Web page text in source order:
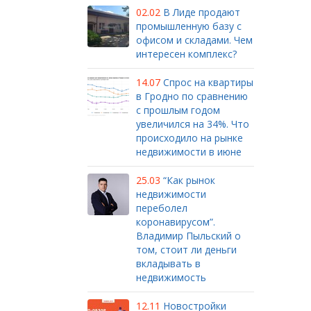
02.02 В Лиде продают
промышленную базу с
офисом и складами. Чем
интересен комплекс?
14.07 Спрос на квартиры
в Гродно по сравнению
с прошлым годом
увеличился на 34%. Что
происходило на рынке
недвижимости в июне
25.03 “Как рынок
недвижимости
переболел
коронавирусом”.
Владимир Пыльский о
том, стоит ли деньги
вкладывать в
недвижимость
12.11 Новостройки